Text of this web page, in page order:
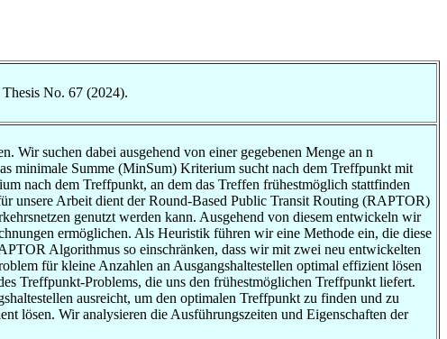
No. 67 (2024).
Wir suchen dabei ausgehend von einer gegebenen Menge an n
minimale Summe (MinSum) Kriterium sucht nach dem Treffpunkt mit
nach dem Treffpunkt, an dem das Treffen frühestmöglich stattfinden
unsere Arbeit dient der Round-Based Public Transit Routing (RAPTOR)
genutzt werden kann. Ausgehend von diesem entwickeln wir
ermöglichen. Als Heuristik führen wir eine Methode ein, die diese
Algorithmus so einschränken, dass wir mit zwei neu entwickelten
für kleine Anzahlen an Ausgangshaltestellen optimal effizient lösen
Treffpunkt-Problems, die uns den frühestmöglichen Treffpunkt liefert.
ausreicht, um den optimalen Treffpunkt zu finden und zu
lösen. Wir analysieren die Ausführungszeiten und Eigenschaften der